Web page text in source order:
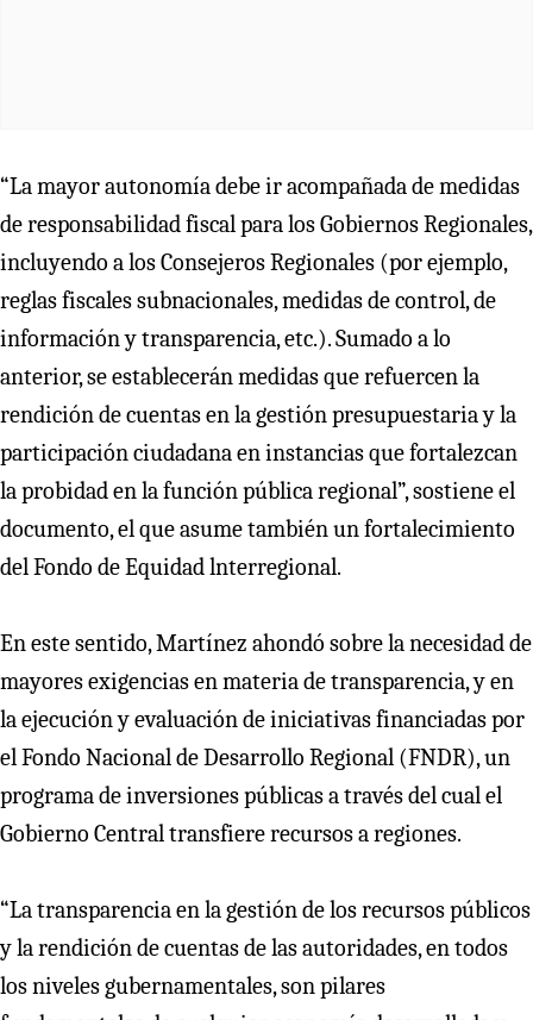
“La mayor autonomía debe ir acompañada de medidas
de responsabilidad fiscal para los Gobiernos Regionales,
incluyendo a los Consejeros Regionales (por ejemplo,
reglas fiscales subnacionales, medidas de control, de
información y transparencia, etc.). Sumado a lo
anterior, se establecerán medidas que refuercen la
rendición de cuentas en la gestión presupuestaria y la
participación ciudadana en instancias que fortalezcan
la probidad en la función pública regional”, sostiene el
documento, el que asume también un fortalecimiento
del Fondo de Equidad lnterregional.
En este sentido, Martínez ahondó sobre la necesidad de
mayores exigencias en materia de transparencia, y en
la ejecución y evaluación de iniciativas financiadas por
el Fondo Nacional de Desarrollo Regional (FNDR), un
programa de inversiones públicas a través del cual el
Gobierno Central transfiere recursos a regiones.
“La transparencia en la gestión de los recursos públicos
y la rendición de cuentas de las autoridades, en todos
los niveles gubernamentales, son pilares